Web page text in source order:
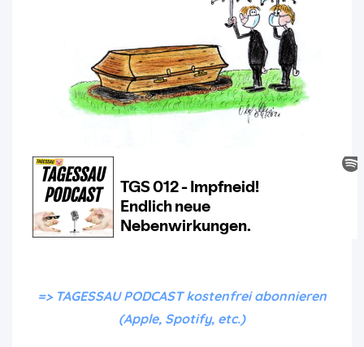
=> TAGESSAU PODCAST kostenfrei abonnieren
(Apple, Spotify, etc.)